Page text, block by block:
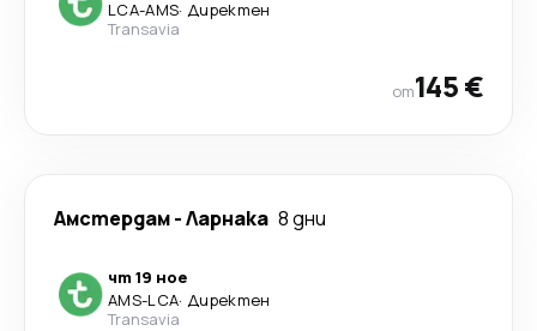
LCA-AMS· Директен
Transavia
от145 €
Амстердам-Ларнака 8 дни
чт 19 ное
AMS-LCA· Директен
Transavia